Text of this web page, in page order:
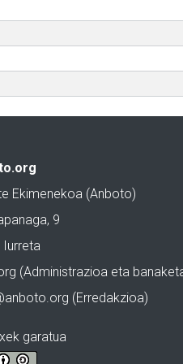
Ekimenekoa (Anboto)
9
(Administrazioa eta
(Erredakzioa)
garatua